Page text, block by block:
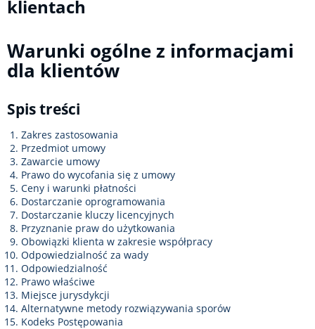
klientach
Warunki ogólne z informacjami
dla klientów
Spis treści
Zakres zastosowania
Przedmiot umowy
Zawarcie umowy
Prawo do wycofania się z umowy
Ceny i warunki płatności
Dostarczanie oprogramowania
Dostarczanie kluczy licencyjnych
Przyznanie praw do użytkowania
Obowiązki klienta w zakresie współpracy
Odpowiedzialność za wady
Odpowiedzialność
Prawo właściwe
Miejsce jurysdykcji
Alternatywne metody rozwiązywania sporów
Kodeks Postępowania